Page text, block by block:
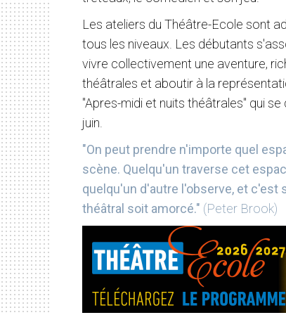
Les ateliers du Théâtre-Ecole sont
tous les niveaux. Les débutants
vivre collectivement une aventure,
théâtrales et aboutir à la
"Apres-midi et nuits théâtrales" qui
juin.
"On peut prendre n'importe quel
scène. Quelqu'un traverse cet
quelqu'un d'autre l'observe, et c'est
théâtral soit amorcé." (Peter Brook)